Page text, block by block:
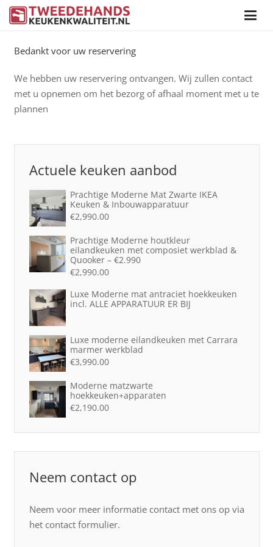
Bedankt voor uw reservering
We hebben uw reservering ontvangen. Wij zullen contact
met u opnemen om het bezorg of afhaal moment met u te
plannen
Actuele keuken aanbod
Prachtige Moderne Mat Zwarte IKEA
Keuken & Inbouwapparatuur
€2,990.00
Prachtige Moderne houtkleur
eilandkeuken met composiet werkblad &
Quooker – €2.990
€2,990.00
Luxe Moderne mat antraciet hoekkeuken
incl. ALLE APPARATUUR ER BIJ
Luxe moderne eilandkeuken met Carrara
marmer werkblad
€3,990.00
Moderne matzwarte
hoekkeuken+apparaten
€2,190.00
Neem contact op
Neem voor meer informatie contact met ons op via
het contact formulier.